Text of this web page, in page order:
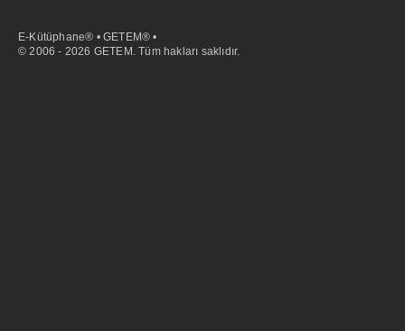
E-Kütüphane® • GETEM® •
© 2006 - 2026 GETEM. Tüm hakları saklıdır.